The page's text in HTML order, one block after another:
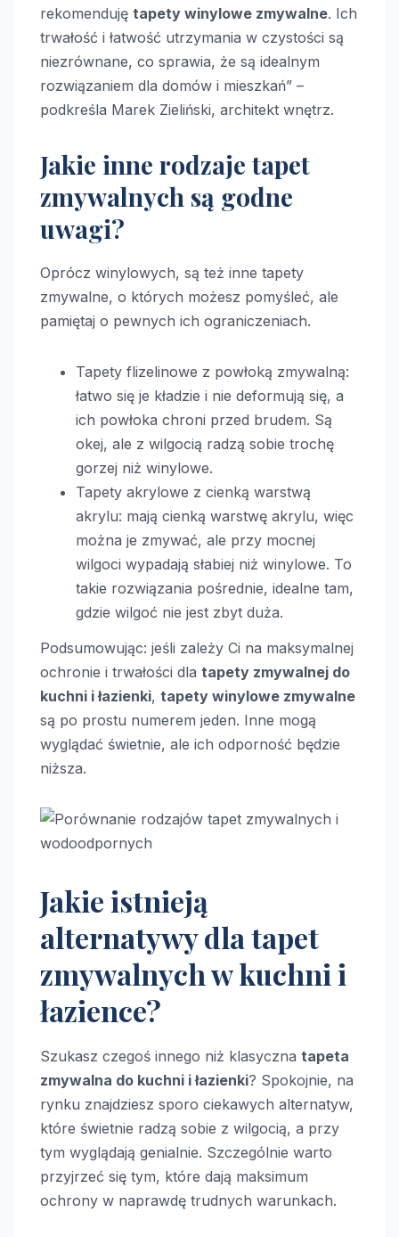
rekomenduję tapety winylowe zmywalne. Ich
trwałość i łatwość utrzymania w czystości są
niezrównane, co sprawia, że są idealnym
rozwiązaniem dla domów i mieszkań” –
podkreśla Marek Zieliński, architekt wnętrz.
Jakie inne rodzaje tapet
zmywalnych są godne
uwagi?
Oprócz winylowych, są też inne tapety
zmywalne, o których możesz pomyśleć, ale
pamiętaj o pewnych ich ograniczeniach.
Tapety flizelinowe z powłoką zmywalną:
łatwo się je kładzie i nie deformują się, a
ich powłoka chroni przed brudem. Są
okej, ale z wilgocią radzą sobie trochę
gorzej niż winylowe.
Tapety akrylowe z cienką warstwą
akrylu: mają cienką warstwę akrylu, więc
można je zmywać, ale przy mocnej
wilgoci wypadają słabiej niż winylowe. To
takie rozwiązania pośrednie, idealne tam,
gdzie wilgoć nie jest zbyt duża.
Podsumowując: jeśli zależy Ci na maksymalnej
ochronie i trwałości dla tapety zmywalnej do
kuchni i łazienki, tapety winylowe zmywalne
są po prostu numerem jeden. Inne mogą
wyglądać świetnie, ale ich odporność będzie
niższa.
Jakie istnieją
alternatywy dla tapet
zmywalnych w kuchni i
łazience?
Szukasz czegoś innego niż klasyczna tapeta
zmywalna do kuchni i łazienki? Spokojnie, na
rynku znajdziesz sporo ciekawych alternatyw,
które świetnie radzą sobie z wilgocią, a przy
tym wyglądają genialnie. Szczególnie warto
przyjrzeć się tym, które dają maksimum
ochrony w naprawdę trudnych warunkach.